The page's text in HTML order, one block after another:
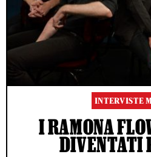
INTERVISTE
I RAMONA
DIVENTATI